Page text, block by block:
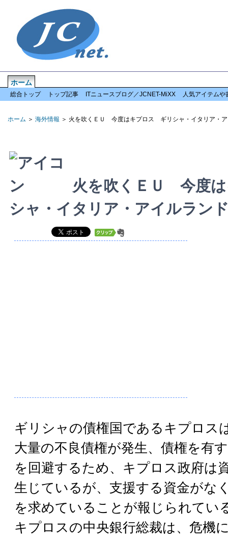
ホーム
総合トップ トップ記事 ITニュースブログ／JCNET-MiXX 人気アイテム
ホーム ＞ 海外情報 ＞ 火を吹くＥＵ 今度はキプロス ギリシャ・イタリア・ア
火を吹くＥＵ 今度
シャ・イタリア・アイルラン
ギリシャの債権国であるキプロス
大量の不良債権が発生、債権を有
を回避するため、キプロス政府は
生じているが、支援する資金がな
を求めていることが報じられてい
キプロスの中央銀行総裁は、危機